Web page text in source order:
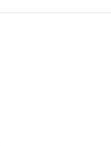
tot